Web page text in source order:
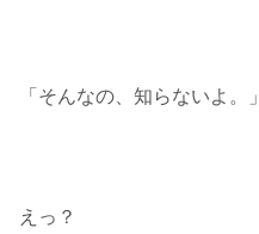
「そんなの、知らないよ。」
えっ？